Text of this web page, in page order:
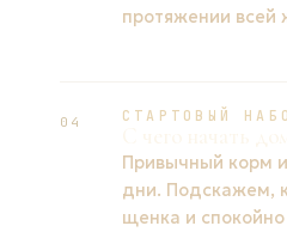
протяжении всей
04 СТАРТОВЫЙ
Привычный корм
дни. Подскажем,
щенка и